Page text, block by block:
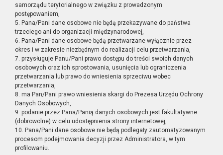
samorządu terytorialnego w związku z prowadzonym
postępowaniem,
5. Pana/Pani dane osobowe nie będą przekazywane do państwa
trzeciego ani do organizacji międzynarodowej,
6. Pana/Pani dane osobowe będą przetwarzane wyłącznie przez
okres i w zakresie niezbędnym do realizacji celu przetwarzania,
7. przysługuje Panu/Pani prawo dostępu do treści swoich danych
osobowych oraz ich sprostowania, usunięcia lub ograniczenia
przetwarzania lub prawo do wniesienia sprzeciwu wobec
przetwarzania,
8. ma Pan/Pani prawo wniesienia skargi do Prezesa Urzędu Ochrony
Danych Osobowych,
9. podanie przez Pana/Panią danych osobowych jest fakultatywne
(dobrowolne) w celu udostępnienia strony internetowej,
10. Pana/Pani dane osobowe nie będą podlegały zautomatyzowanym
procesom podejmowania decyzji przez Administratora, w tym
profilowaniu.